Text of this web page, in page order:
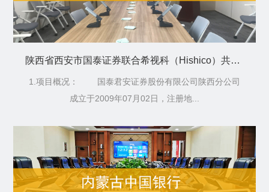
陕西省西安市国泰证券联合希视科（Hishico）共同建设智能会议室
1.项目概况： 国泰君安证券股份有限公司陕西分公司
成立于2009年07月02日，注册地...